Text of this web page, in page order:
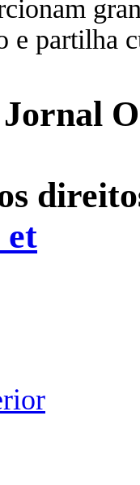
e partilha
Jornal